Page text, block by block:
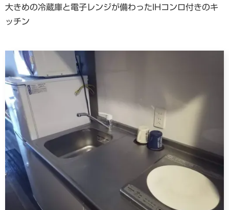
大きめの冷蔵庫と電子レンジが備わったIHコンロ付きのキ
ッチン